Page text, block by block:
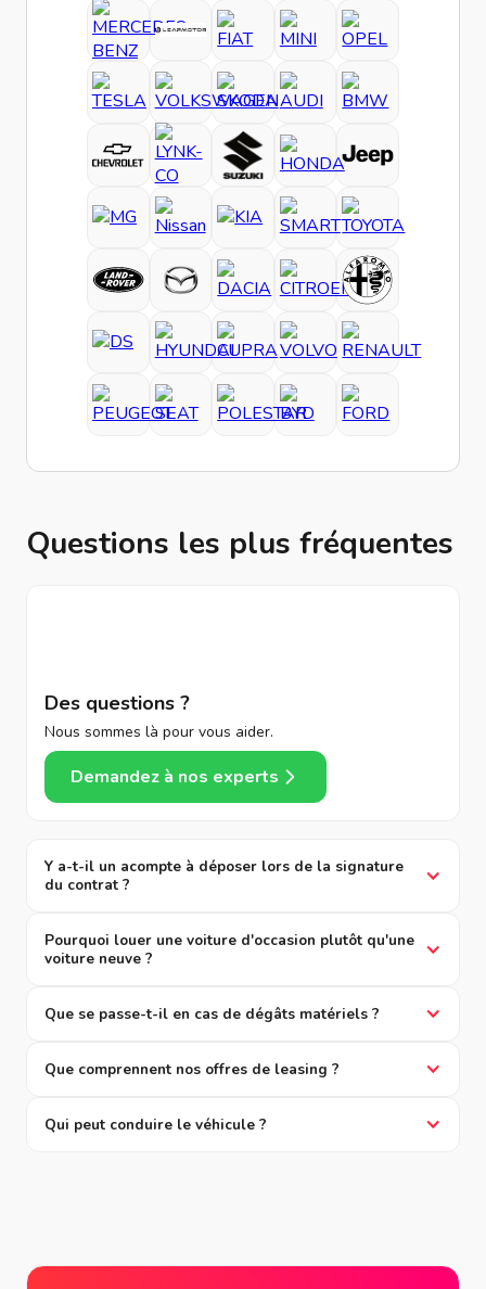
Questions les plus fréquentes
Des questions ?
Nous sommes là pour vous aider.
Demandez à nos experts
Y a-t-il un acompte à déposer lors de la signature
du contrat ?
Pourquoi louer une voiture d'occasion plutôt qu'une
voiture neuve ?
Que se passe-t-il en cas de dégâts matériels ?
Que comprennent nos offres de leasing ?
Qui peut conduire le véhicule ?